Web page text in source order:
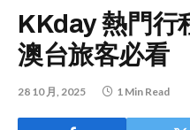
KKday 熱門行
澳台旅客必看
28 10 月, 2025 1 Min Read